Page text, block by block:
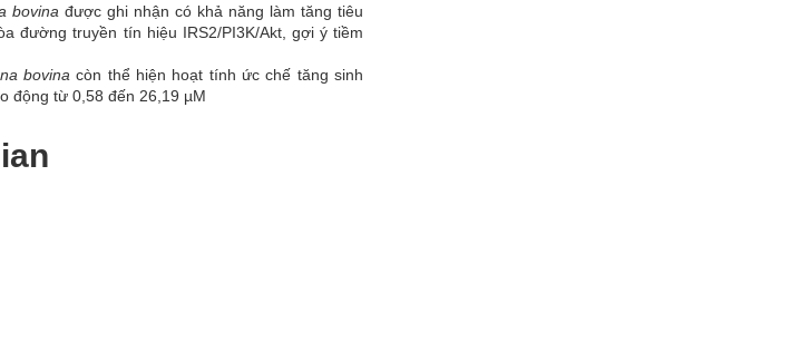
bovina được ghi nhận có khả năng làm tăng tiêu
đường truyền tín hiệu IRS2/PI3K/Akt, gợi ý tiềm
bovina còn thể hiện hoạt tính ức chế tăng sinh
động từ 0,58 đến 26,19 µM